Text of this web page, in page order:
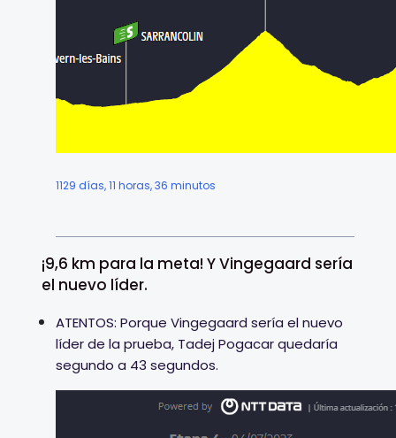
1129 días, 11 horas, 36 minutos
¡9,6 km para la meta! Y Vingegaard sería
el nuevo líder.
ATENTOS: Porque Vingegaard sería el nuevo
líder de la prueba, Tadej Pogacar quedaría
segundo a 43 segundos.